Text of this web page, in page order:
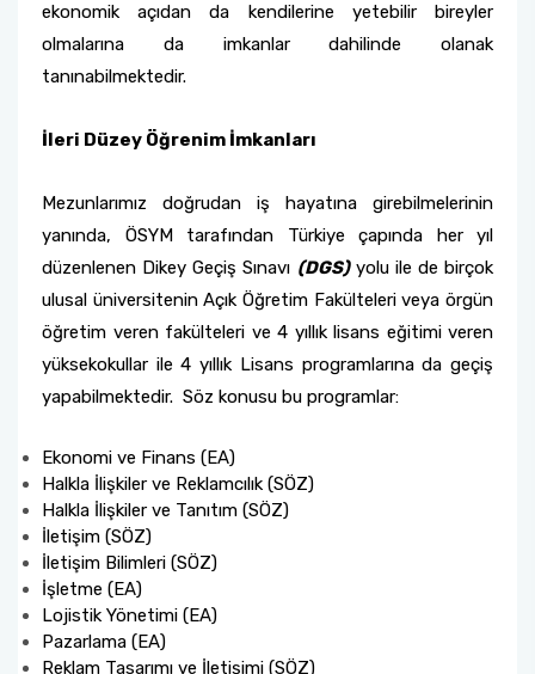
ekonomik açıdan da kendilerine yetebilir bireyler
olmalarına da imkanlar dahilinde olanak
tanınabilmektedir.
İleri Düzey Öğrenim İmkanları
Mezunlarımız doğrudan iş hayatına girebilmelerinin
yanında, ÖSYM tarafından Türkiye çapında her yıl
düzenlenen Dikey Geçiş Sınavı (DGS)yolu ile de birçok
ulusal üniversitenin Açık Öğretim Fakülteleri veya örgün
öğretim veren fakülteleri ve 4 yıllık lisans eğitimi veren
yüksekokullar ile 4 yıllık Lisans programlarına da geçiş
yapabilmektedir. Söz konusu bu programlar:
Ekonomi ve Finans (EA)
Halkla İlişkiler ve Reklamcılık (SÖZ)
Halkla İlişkiler ve Tanıtım (SÖZ)
İletişim (SÖZ)
İletişim Bilimleri (SÖZ)
İşletme (EA)
Lojistik Yönetimi (EA)
Pazarlama (EA)
Reklam Tasarımı ve İletişimi (SÖZ)